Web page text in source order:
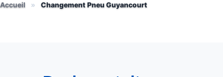
Accueil » Changement Pneu Guyancourt